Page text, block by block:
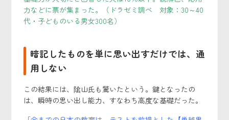
力などに票が集まった。（ドラゼミ調べ 対象：30～40
代・子どものいる男女300名）
暗記したものを単に思い出すだけでは、通
用しない
この結果には、隂山氏も驚いたという。鍵となったの
は、瞬時の思い出し能力、すなわち高度な基礎だった。